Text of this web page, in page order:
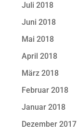
Juli 2018
Juni 2018
Mai 2018
April 2018
März 2018
Februar 2018
Januar 2018
Dezember 2017